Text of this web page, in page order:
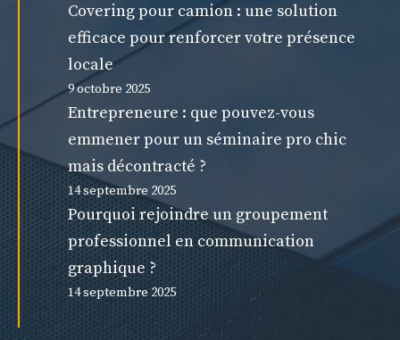
Covering pour camion : une solution
efficace pour renforcer votre présence
locale
9 octobre 2025
Entrepreneure : que pouvez-vous
emmener pour un séminaire pro chic
mais décontracté ?
14 septembre 2025
Pourquoi rejoindre un groupement
professionnel en communication
graphique ?
14 septembre 2025